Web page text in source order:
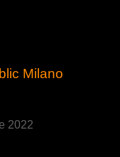
Milano
2022